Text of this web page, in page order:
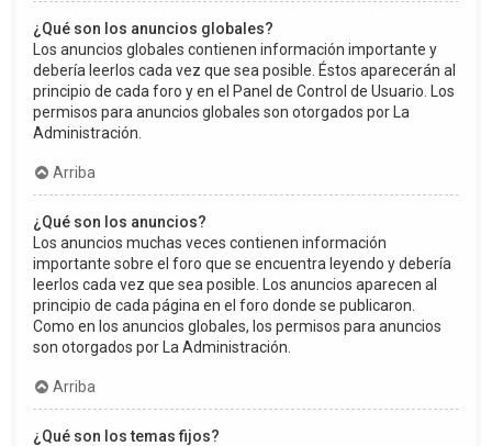
¿Qué son los anuncios globales?
Los anuncios globales contienen información importante y
debería leerlos cada vez que sea posible. Éstos aparecerán al
principio de cada foro y en el Panel de Control de Usuario. Los
permisos para anuncios globales son otorgados por La
Administración.
Arriba
¿Qué son los anuncios?
Los anuncios muchas veces contienen información
importante sobre el foro que se encuentra leyendo y debería
leerlos cada vez que sea posible. Los anuncios aparecen al
principio de cada página en el foro donde se publicaron.
Como en los anuncios globales, los permisos para anuncios
son otorgados por La Administración.
Arriba
¿Qué son los temas fijos?